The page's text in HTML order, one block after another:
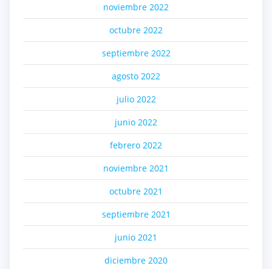
noviembre 2022
octubre 2022
septiembre 2022
agosto 2022
julio 2022
junio 2022
febrero 2022
noviembre 2021
octubre 2021
septiembre 2021
junio 2021
diciembre 2020